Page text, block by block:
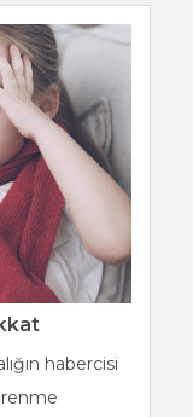
habercisi